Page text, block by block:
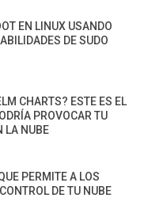
EN LINUX USANDO
DE SUDO
CHARTS? ESTE ES EL
PROVOCAR TU
LA NUBE
PERMITE A LOS
DE TU NUBE